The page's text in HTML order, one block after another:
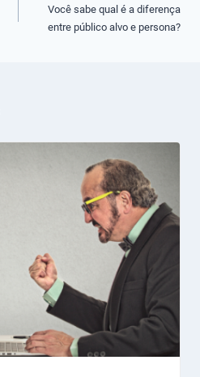
Você sabe qual é a diferença
entre público alvo e persona?